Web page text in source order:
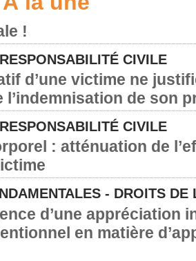
!
CIVILE
d’une victime ne
l’indemnisation de son
CIVILE
: atténuation de
- DROITS DE
d’une appréciation
en matière